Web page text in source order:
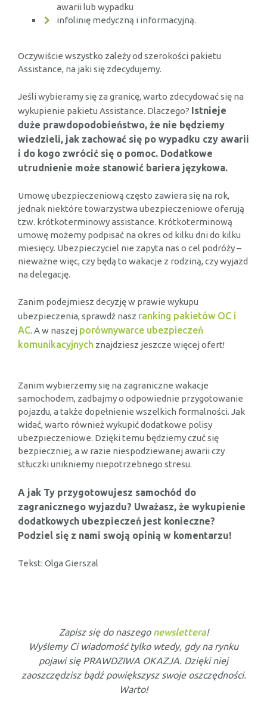
awarii lub wypadku
infolinię medyczną i informacyjną.
Oczywiście wszystko zależy od szerokości pakietu
Assistance, na jaki się zdecydujemy.
Jeśli wybieramy się za granicę, warto zdecydować się na
wykupienie pakietu Assistance. Dlaczego? Istnieje
duże prawdopodobieństwo, że nie będziemy
wiedzieli, jak zachować się po wypadku czy awarii
i do kogo zwrócić się o pomoc. Dodatkowe
utrudnienie może stanowić bariera językowa.
Umowę ubezpieczeniową często zawiera się na rok,
jednak niektóre towarzystwa ubezpieczeniowe oferują
tzw. krótkoterminowy assistance. Krótkoterminową
umowę możemy podpisać na okres od kilku dni do kilku
miesięcy. Ubezpieczyciel nie zapyta nas o cel podróży –
nieważne więc, czy będą to wakacje z rodziną, czy wyjazd
na delegację.
Zanim podejmiesz decyzję w prawie wykupu
ubezpieczenia, sprawdź nasz ranking pakietów OC i
AC. A w naszej porównywarce ubezpieczeń
komunikacyjnych znajdziesz jeszcze więcej ofert!
Zanim wybierzemy się na zagraniczne wakacje
samochodem, zadbajmy o odpowiednie przygotowanie
pojazdu, a także dopełnienie wszelkich formalności. Jak
widać, warto również wykupić dodatkowe polisy
ubezpieczeniowe. Dzięki temu będziemy czuć się
bezpieczniej, a w razie niespodziewanej awarii czy
stłuczki unikniemy niepotrzebnego stresu.
A jak Ty przygotowujesz samochód do
zagranicznego wyjazdu? Uważasz, że wykupienie
dodatkowych ubezpieczeń jest konieczne?
Podziel się z nami swoją opinią w komentarzu!
Tekst: Olga Gierszal
Zapisz się do naszego newslettera!
Wyślemy Ci wiadomość tylko wtedy, gdy na rynku
pojawi się PRAWDZIWA OKAZJA. Dzięki niej
zaoszczędzisz bądź powiększysz swoje oszczędności.
Warto!